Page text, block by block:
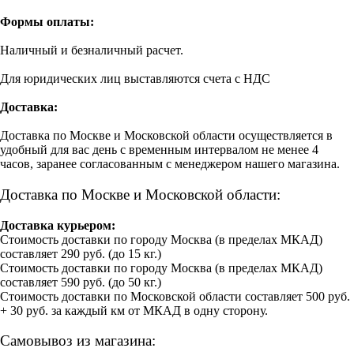
Формы оплаты:
Наличный и безналичный расчет.
Для юридических лиц выставляются счета с НДС
Доставка:
Доставка по Москве и Московской области осуществляется в
удобный для вас день с временным интервалом не менее 4
часов, заранее согласованным с менеджером нашего магазина.
Доставка по Москве и Московской области:
Доставка курьером:
Стоимость доставки по городу Москва (в пределах МКАД)
составляет 290 руб. (до 15 кг.)
Стоимость доставки по городу Москва (в пределах МКАД)
составляет 590 руб. (до 50 кг.)
Стоимость доставки по Московской области составляет 500 руб.
+ 30 руб. за каждый км от МКАД в одну сторону.
Самовывоз из магазина: